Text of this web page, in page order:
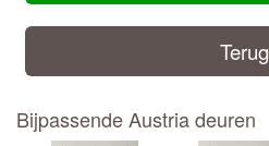
Terug
Bijpassende Austria deuren